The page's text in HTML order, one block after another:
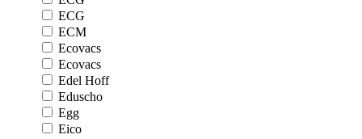
ECG
ECM
Ecovacs
Ecovacs
Edel Hoff
Eduscho
Egg
Eico